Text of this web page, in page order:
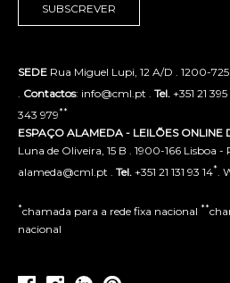
SUBSCREVER
SEDE Rua Miguel Lupi, 12 A/D . 1200-
Contactos: info@cml.pt . Tel. +351 21
343 979**
ESPAÇO ALAMEDA - LEILÕES ONLINE
Luna de Oliveira, 15 B . 1900-166 Lisboa -
alameda@cml.pt . Tel. +351 21 131 93 14* .
*chamada para a rede fixa nacional **
nacional